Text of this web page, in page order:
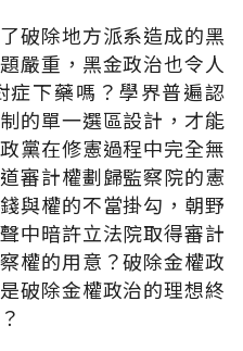
破除地方派系造成的黑
嚴重，黑金政治也令人
症下藥嗎？學界普遍認
的單一選區設計，才能
黨在修憲過程中完全無
審計權劃歸監察院的憲
與權的不當掛勾，朝野
中暗許立法院取得審計
權的用意？破除金權政
破除金權政治的理想終